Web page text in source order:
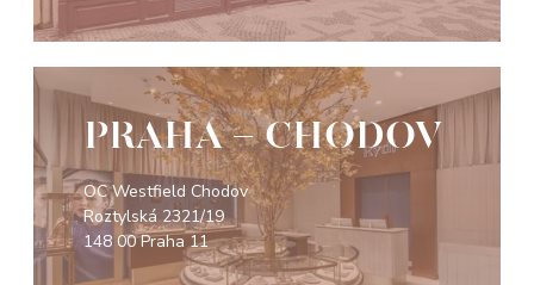
PRAHA - CHODOV
OC Westfield Chodov
Roztylská 2321/19
148 00 Praha 11